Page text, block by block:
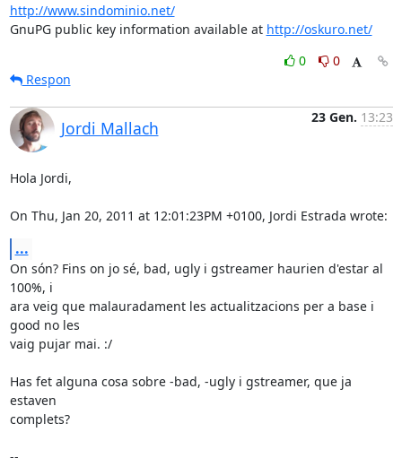
http://www.sindominio.net/
GnuPG public key information available at http://oskuro.net/
0
0
Respon
Jordi Mallach
23 Gen. 13:23
Hola Jordi,
On Thu, Jan 20, 2011 at 12:01:23PM +0100, Jordi Estrada wrote:
...
On són? Fins on jo sé, bad, ugly i gstreamer haurien d'estar al
100%, i
ara veig que malauradament les actualitzacions per a base i
good no les
vaig pujar mai. :/
Has fet alguna cosa sobre -bad, -ugly i gstreamer, que ja
estaven
complets?